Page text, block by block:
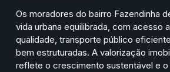
Os moradores do bairro Fazendinha
vida urbana equilibrada, com acesso
qualidade, transporte público
bem estruturadas. A valorização
reflete o crescimento sustentável e